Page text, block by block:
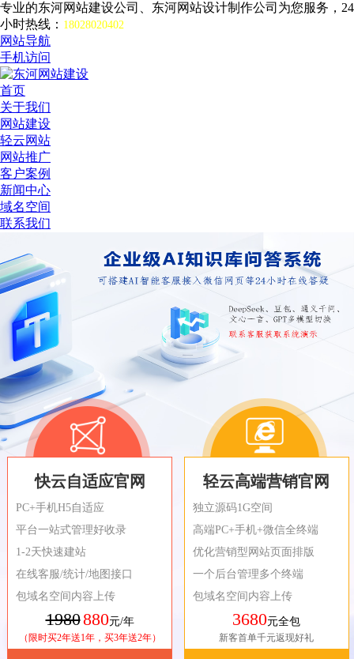
专业的东河网站建设公司、东河网站设计制作公司为您服务，24
小时热线： 18028020402
网站导航
手机访问
首页
关于我们
网站建设
轻云网站
网站推广
客户案例
新闻中心
域名空间
联系我们
快云自适应官网
PC+手机H5自适应
平台一站式管理好收录
1-2天快速建站
在线客服/统计/地图接口
包域名空间内容上传
1980880元/年
（限时买2年送1年，买3年送2年）
轻云高端营销官网
独立源码1G空间
高端PC+手机+微信全终端
优化营销型网站页面排版
一个后台管理多个终端
包域名空间内容上传
3680元全包
新客首单千元返现好礼